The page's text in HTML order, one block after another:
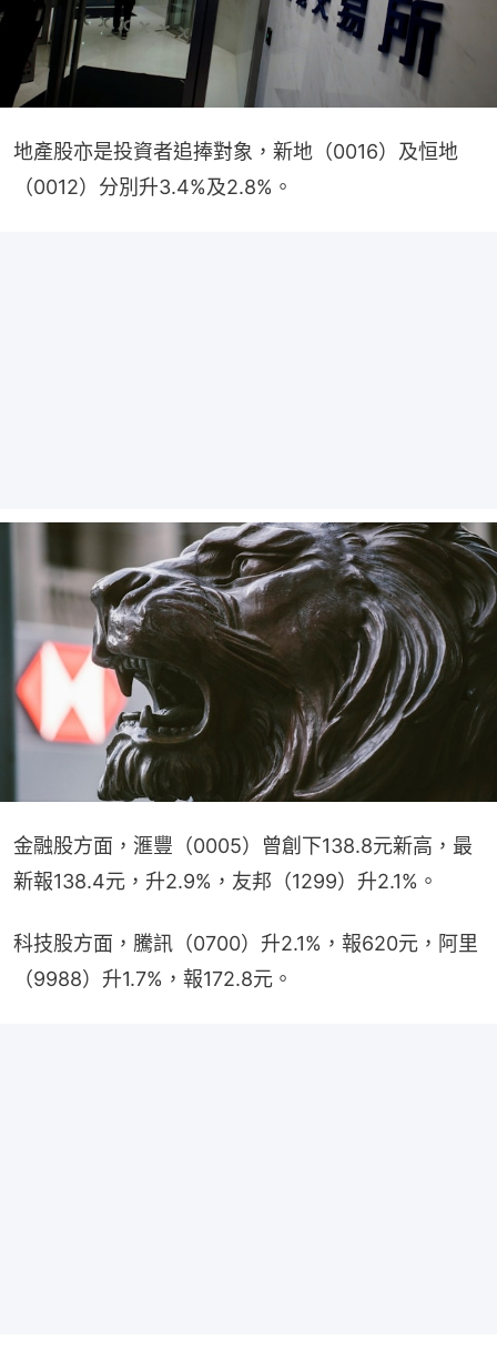
地產股亦是投資者追捧對象，新地（0016）及恒地
（0012）分別升3.4%及2.8%。
金融股方面，滙豐（0005）曾創下138.8元新高，最
新報138.4元，升2.9%，友邦（1299）升2.1%。
科技股方面，騰訊（0700）升2.1%，報620元，阿里
（9988）升1.7%，報172.8元。